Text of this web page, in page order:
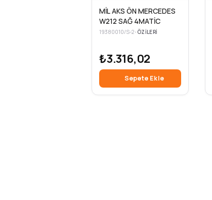
MİL AKS ÖN MERCEDES
W212 SAĞ 4MATİC
19380010/S-2• ÖZILERI
₺3.316,02
Sepete Ekle